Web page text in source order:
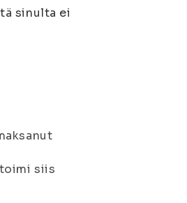
sinulta ei
siis